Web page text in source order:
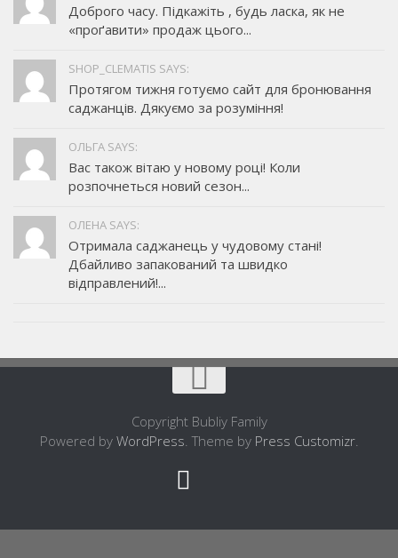
Доброго часу. Підкажіть , будь ласка, як не
«проґавити» продаж цього...
SHOP_CLEMATIS SAYS:
Протягом тижня готуємо сайт для бронювання
саджанців. Дякуємо за розуміння!
ОЛЬГА SAYS:
Вас також вітаю у новому році! Коли
розпочнеться новий сезон...
ОЛЕНА SAYS:
Отримала саджанець у чудовому стані!
Дбайливо запакований та швидко
відправлений!...
Copyright Bubliy Family
Powered by WordPress . Theme by Press Customizr.